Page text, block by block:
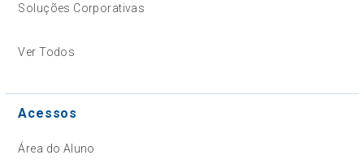
Soluções Corporativas
Ver Todos
Acessos
Área do Aluno